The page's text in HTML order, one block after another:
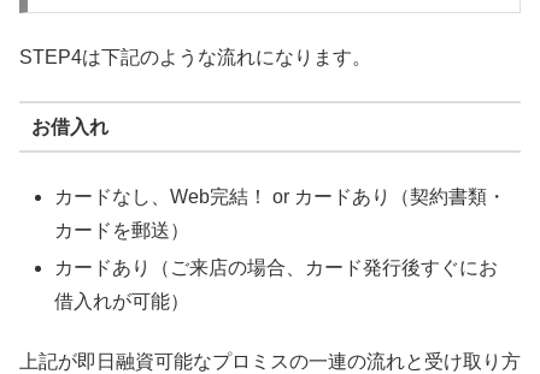
STEP4は下記のような流れになります。
お借入れ
カードなし、Web完結！ or カードあり（契約書類・
カードを郵送）
カードあり（ご来店の場合、カード発行後すぐにお
借入れが可能）
上記が即日融資可能なプロミスの一連の流れと受け取り方